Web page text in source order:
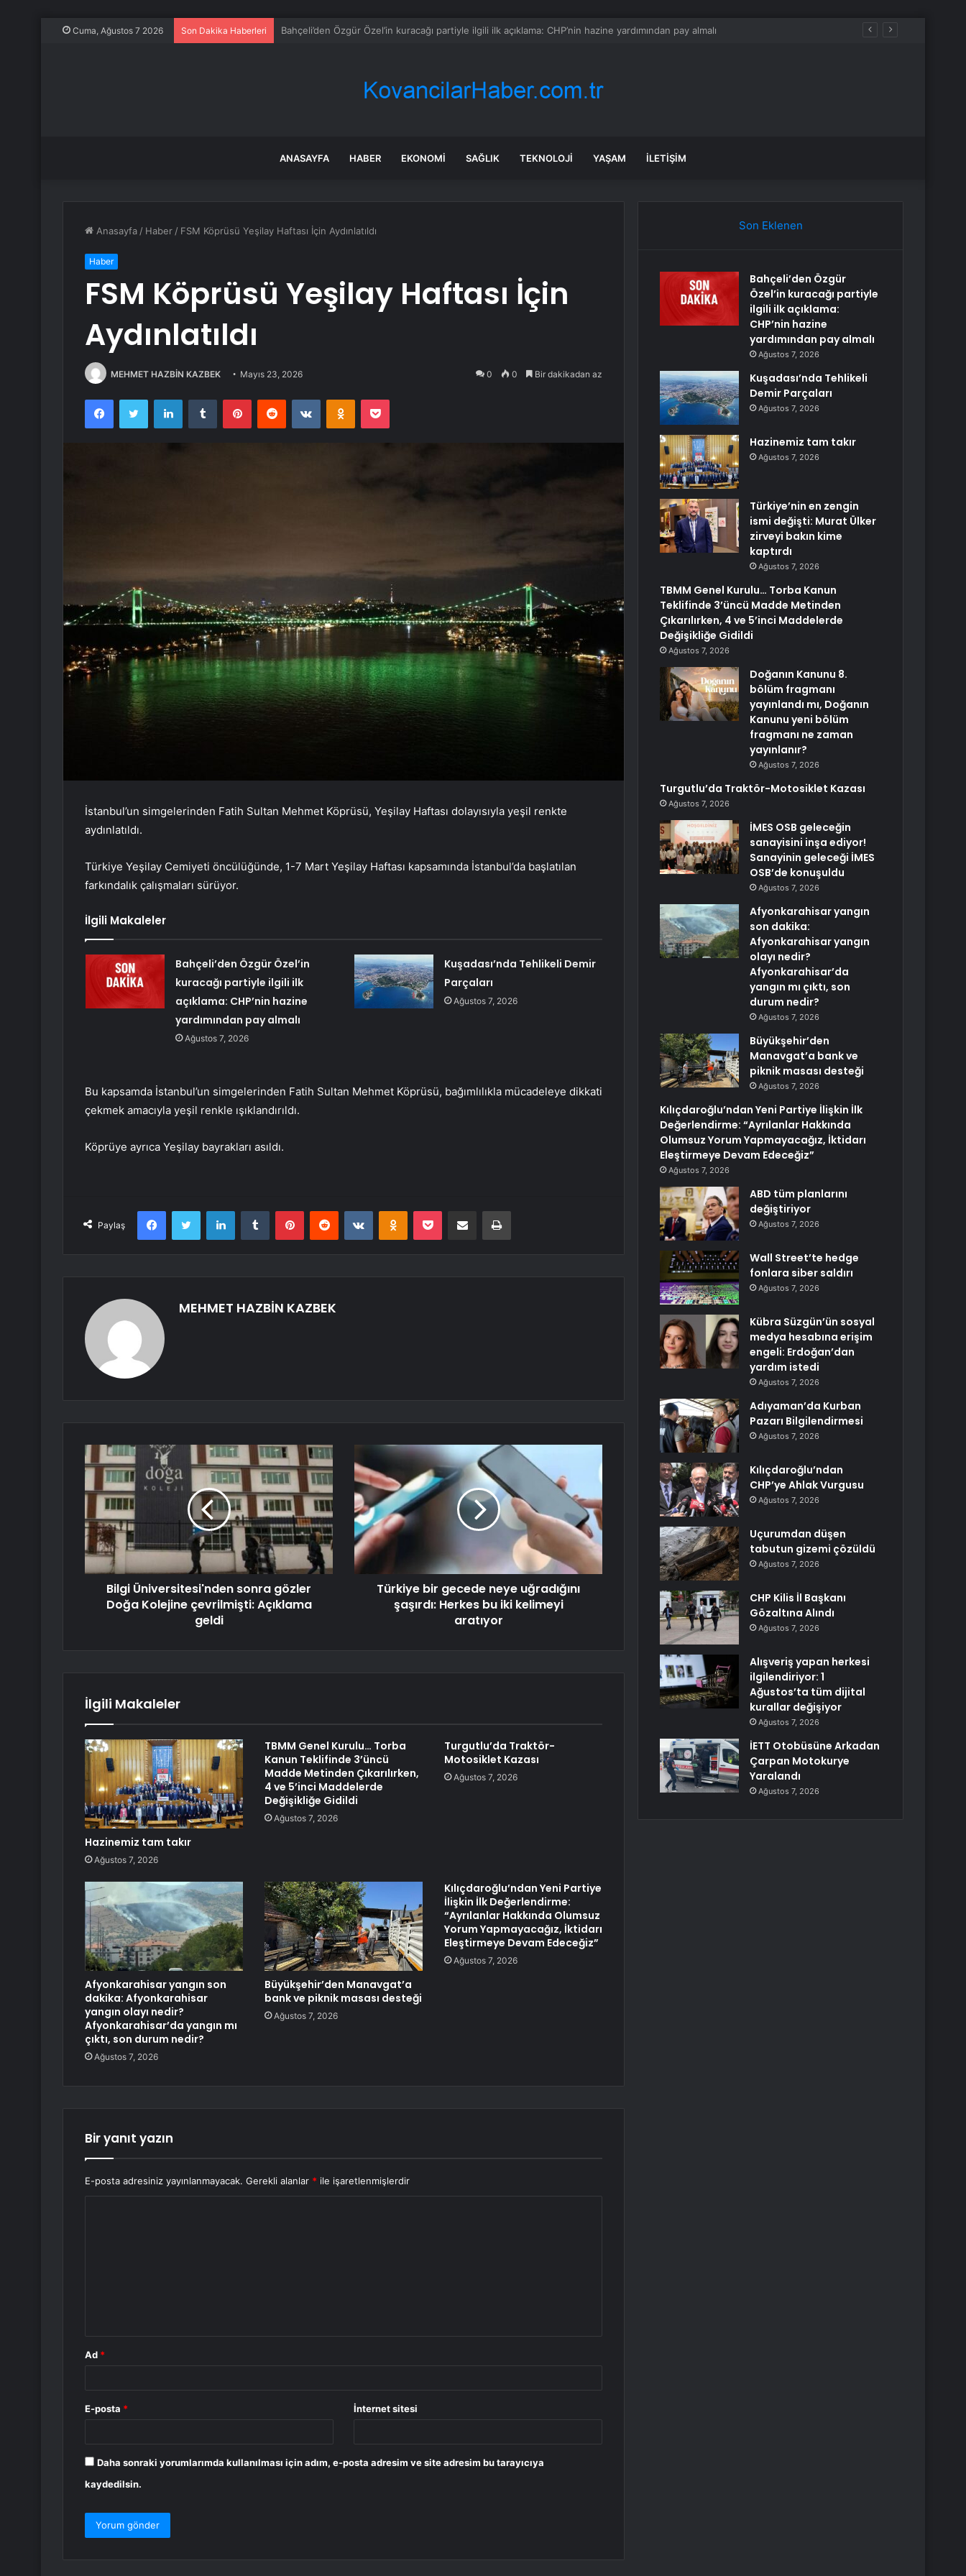
Cuma, Ağustos 7 2026 Son Dakika Haberleri Kuşadası’nda Tehlikeli Demir Parçaları
ANASAYFA HABER EKONOMI SAĞLIK TEKNOLOJI YAŞAM İLETIŞIM
Anasayfa / Haber / FSM Köprüsü Yeşilay Haftası İçin Aydınlatıldı
Haber
FSM Köprüsü Yeşilay Haftası İçin
Aydınlatıldı
MEHMET HAZBİN KAZBEK Mayıs 23, 2026 0 0 Bir dakikadan az
FacebookTwitter LinkedInTumblr PinterestReddit VKontakteOdnoklassniki
Pocket
İstanbul’un simgelerinden Fatih Sultan Mehmet Köprüsü, Yeşilay Haftası dolayısıyla yeşil renkte
aydınlatıldı.
Türkiye Yeşilay Cemiyeti öncülüğünde, 1-7 Mart Yeşilay Haftası kapsamında İstanbul’da başlatılan
farkındalık çalışmaları sürüyor.
İlgili Makaleler
Bahçeli’den Özgür Özel’in
kuracağı partiyle ilgili ilk
açıklama: CHP’nin hazine
yardımından pay almalı
Ağustos 7, 2026
Kuşadası’nda Tehlikeli Demir
Parçaları
Ağustos 7, 2026
Bu kapsamda İstanbul’un simgelerinden Fatih Sultan Mehmet Köprüsü, bağımlılıkla mücadeleye dikkati
çekmek amacıyla yeşil renkle ışıklandırıldı.
Köprüye ayrıca Yeşilay bayrakları asıldı.
Paylaş
FacebookTwitter LinkedInTumblr PinterestReddit VKontakteOdnoklassniki
Pocket E-Posta ile paylaş Yazdır
MEHMET HAZBİN KAZBEK
Bilgi Üniversitesi'nden sonra gözler
Doğa Kolejine çevrilmişti: Açıklama
geldi
Türkiye bir gecede neye uğradığını
şaşırdı: Herkes bu iki kelimeyi
aratıyor
İlgili Makaleler
Hazinemiz tam takır
Ağustos 7, 2026
TBMM Genel Kurulu… Torba
Kanun Teklifinde 3’üncü
Madde Metinden Çıkarılırken,
4 ve 5’inci Maddelerde
Değişikliğe Gidildi
Ağustos 7, 2026
Turgutlu’da Traktör-
Motosiklet Kazası
Ağustos 7, 2026
Afyonkarahisar yangın son
dakika: Afyonkarahisar
yangın olayı nedir?
Afyonkarahisar’da yangın mı
çıktı, son durum nedir?
Ağustos 7, 2026
Büyükşehir’den Manavgat’a
bank ve piknik masası desteği
Ağustos 7, 2026
Kılıçdaroğlu’ndan Yeni Partiye
İlişkin İlk Değerlendirme:
“Ayrılanlar Hakkında Olumsuz
Yorum Yapmayacağız, İktidarı
Eleştirmeye Devam Edeceğiz”
Ağustos 7, 2026
Bir yanıt yazın
E-posta adresiniz yayınlanmayacak. Gerekli alanlar * ile işaretlenmişlerdir
Ad *
E-posta * İnternet sitesi
Daha sonraki yorumlarımda kullanılması için adım, e-posta adresim ve site adresim bu tarayıcıya
kaydedilsin.
Son Eklenen
Bahçeli’den Özgür
Özel’in kuracağı partiyle
ilgili ilk açıklama:
CHP’nin hazine
yardımından pay almalı
Ağustos 7, 2026
Kuşadası’nda Tehlikeli
Demir Parçaları
Ağustos 7, 2026
Hazinemiz tam takır
Ağustos 7, 2026
Türkiye’nin en zengin
ismi değişti: Murat Ülker
zirveyi bakın kime
kaptırdı
Ağustos 7, 2026
TBMM Genel Kurulu… Torba Kanun
Teklifinde 3’üncü Madde Metinden
Çıkarılırken, 4 ve 5’inci Maddelerde
Değişikliğe Gidildi
Ağustos 7, 2026
Doğanın Kanunu 8.
bölüm fragmanı
yayınlandı mı, Doğanın
Kanunu yeni bölüm
fragmanı ne zaman
yayınlanır?
Ağustos 7, 2026
Turgutlu’da Traktör-Motosiklet Kazası
Ağustos 7, 2026
İMES OSB geleceğin
sanayisini inşa ediyor!
Sanayinin geleceği İMES
OSB’de konuşuldu
Ağustos 7, 2026
Afyonkarahisar yangın
son dakika:
Afyonkarahisar yangın
olayı nedir?
Afyonkarahisar’da
yangın mı çıktı, son
durum nedir?
Ağustos 7, 2026
Büyükşehir’den
Manavgat’a bank ve
piknik masası desteği
Ağustos 7, 2026
Kılıçdaroğlu’ndan Yeni Partiye İlişkin İlk
Değerlendirme: “Ayrılanlar Hakkında
Olumsuz Yorum Yapmayacağız, İktidarı
Eleştirmeye Devam Edeceğiz”
Ağustos 7, 2026
ABD tüm planlarını
değiştiriyor
Ağustos 7, 2026
Wall Street’te hedge
fonlara siber saldırı
Ağustos 7, 2026
Kübra Süzgün’ün sosyal
medya hesabına erişim
engeli: Erdoğan’dan
yardım istedi
Ağustos 7, 2026
Adıyaman’da Kurban
Pazarı Bilgilendirmesi
Ağustos 7, 2026
Kılıçdaroğlu’ndan
CHP’ye Ahlak Vurgusu
Ağustos 7, 2026
Uçurumdan düşen
tabutun gizemi çözüldü
Ağustos 7, 2026
CHP Kilis İl Başkanı
Gözaltına Alındı
Ağustos 7, 2026
Alışveriş yapan herkesi
ilgilendiriyor: 1
Ağustos’ta tüm dijital
kurallar değişiyor
Ağustos 7, 2026
İETT Otobüsüne Arkadan
Çarpan Motokurye
Yaralandı
Ağustos 7, 2026